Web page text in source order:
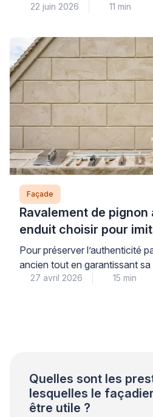
votre quote-part mérite une
directement de votre
montant des aides
crédit proposé. Cette décision
parfois plusieurs […]
22 juin 2026 11 min
Façade
Ravalement de pignon
enduit choisir pour
taille ?
Pour préserver l’authenticité
ancien tout en garantissant sa
la chaux traditionnels
27 avril 2026 15 min
Quelles sont les
lesquelles le
être utile ?